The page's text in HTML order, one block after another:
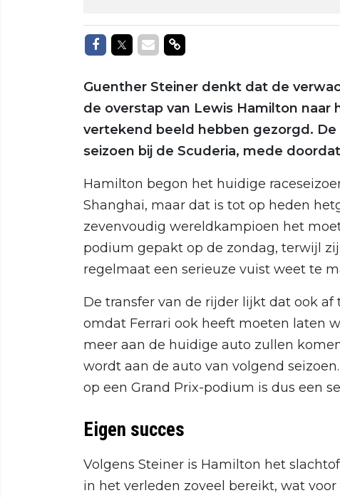
Delen op Facebook
Delen op Twitter
Delen via Mail
Delen via link
Guenther Steiner denkt dat de
de overstap van Lewis Hamilton naar
vertekend beeld hebben gezorgd.
seizoen bij de Scuderia, mede
Hamilton begon het huidige
Shanghai, maar dat is tot op heden
zevenvoudig wereldkampioen het
podium gepakt op de zondag, terwijl
regelmaat een serieuze vuist weet te
De transfer van de rijder lijkt dat ook
omdat Ferrari ook heeft moeten laten
meer aan de huidige auto zullen
wordt aan de auto van volgend
op een Grand Prix-podium is dus een
Eigen succes
Volgens Steiner is Hamilton het
in het verleden zoveel bereikt, wat